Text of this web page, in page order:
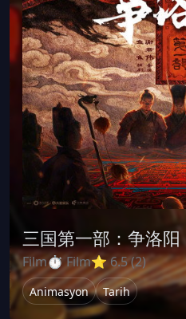
三国第一部：争洛阳
Film⏱ Film⭐ 6.5 (2)
Animasyon Tarih